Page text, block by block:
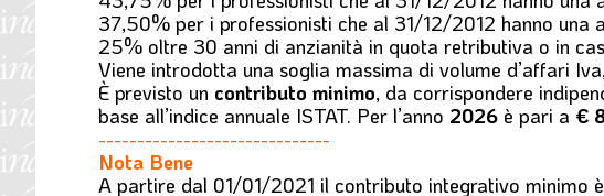
37,50% per i professionisti che al 31/12/2012 hanno
25% oltre 30 anni di anzianità in quota retributiva o in
Viene introdotta una soglia massima di volume d’affari
È previsto un contributo minimo, da corrispondere
base all’indice annuale ISTAT. Per l’anno 2026 è pari a €
------------------------------
Nota Bene
A partire dal 01/01/2021 il contributo integrativo minimo